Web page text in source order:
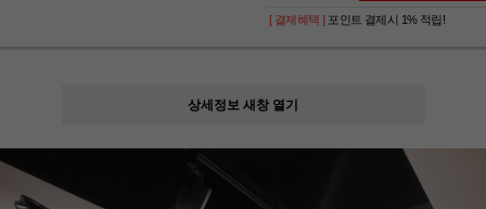
[ 결제혜택 ] 포인트 결제시 1% 적립!
상세정보 새창 열기